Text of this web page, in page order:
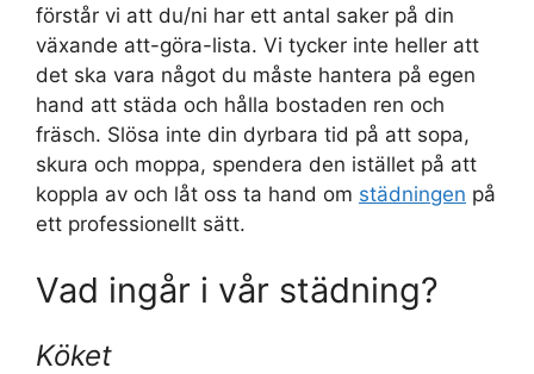
förstår vi att du/ni har ett antal saker på din
växande att-göra-lista. Vi tycker inte heller att
det ska vara något du måste hantera på egen
hand att städa och hålla bostaden ren och
fräsch. Slösa inte din dyrbara tid på att sopa,
skura och moppa, spendera den istället på att
koppla av och låt oss ta hand om städningen på
ett professionellt sätt.
Vad ingår i vår städning?
Köket